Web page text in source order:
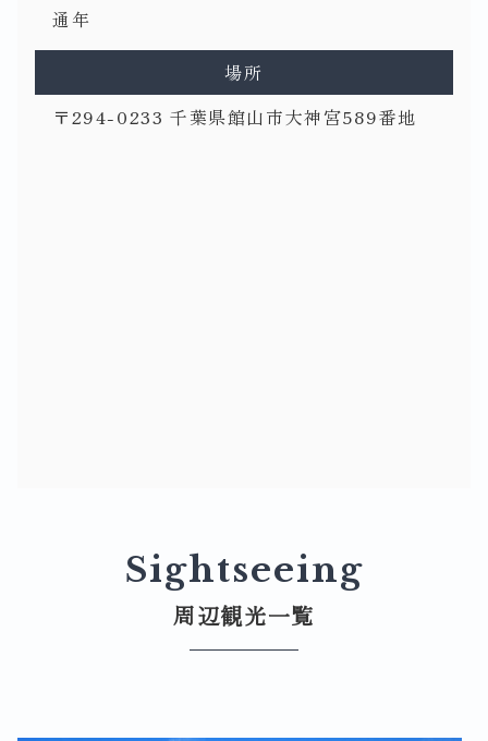
通年
場所
〒294-0233 千葉県館山市大神宮589番地
Sightseeing
周辺観光一覧